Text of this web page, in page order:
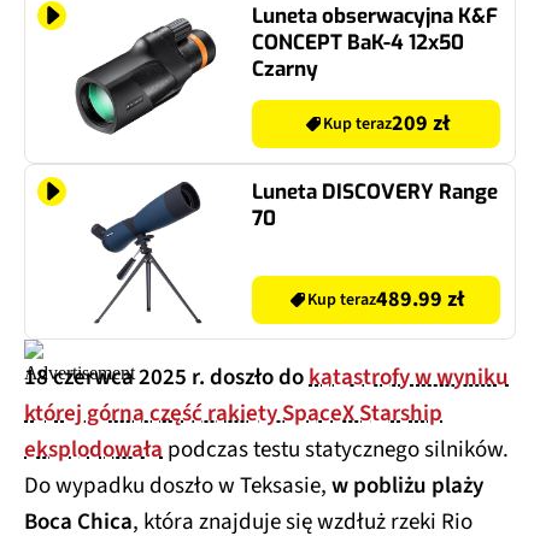
Luneta obserwacyjna K&F
CONCEPT BaK-4 12x50
Czarny
Kup teraz209 zł
Luneta DISCOVERY Range
70
Kup teraz489.99 zł
18 czerwca 2025 r. doszło dokatastrofy w wyniku
której górna część rakiety SpaceX Starship
eksplodowałapodczas testu statycznego silników.
Do wypadku doszło w Teksasie,w pobliżu plaży
Boca Chica, która znajduje się wzdłuż rzeki Rio